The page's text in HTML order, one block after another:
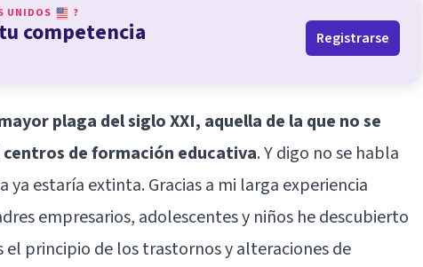
UNIDOS ?
competencia
Registrarse
plaga del siglo XXI, aquella de la que no se
de formación educativa. Y digo no se habla
ya estaría extinta. Gracias a mi larga experiencia
empresarios, adolescentes y niños he descubierto
principio de los trastornos y alteraciones de